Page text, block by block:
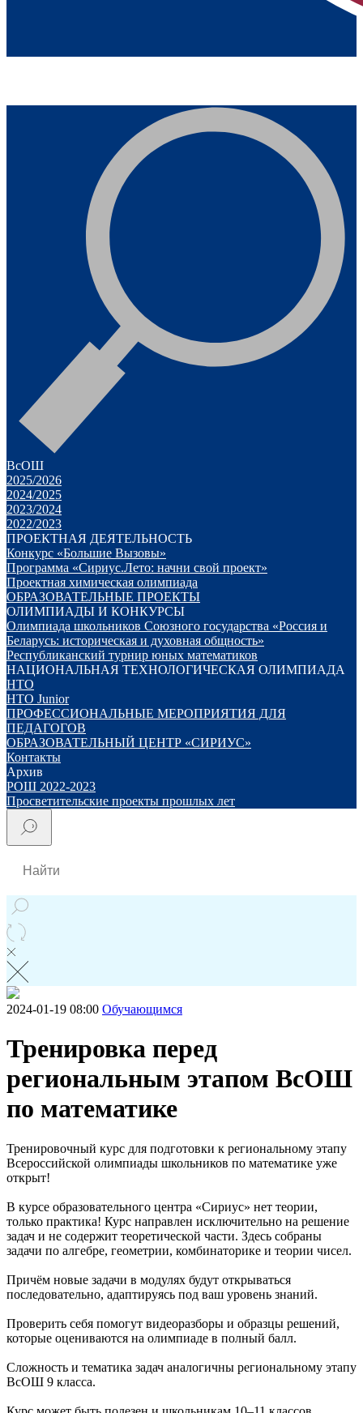
ВсОШ
2025/2026
2024/2025
2023/2024
2022/2023
ПРОЕКТНАЯ ДЕЯТЕЛЬНОСТЬ
Конкурс «Большие Вызовы»
Программа «Сириус.Лето: начни свой проект»
Проектная химическая олимпиада
ОБРАЗОВАТЕЛЬНЫЕ ПРОЕКТЫ
ОЛИМПИАДЫ И КОНКУРСЫ
Олимпиада школьников Союзного государства «Россия и
Беларусь: историческая и духовная общность»
Республиканский турнир юных математиков
НАЦИОНАЛЬНАЯ ТЕХНОЛОГИЧЕСКАЯ ОЛИМПИАДА
НТО
НТО Junior
ПРОФЕССИОНАЛЬНЫЕ МЕРОПРИЯТИЯ ДЛЯ
ПЕДАГОГОВ
ОБРАЗОВАТЕЛЬНЫЙ ЦЕНТР «СИРИУС»
Контакты
Архив
РОШ 2022-2023
Просветительские проекты прошлых лет
2024-01-19 08:00 Обучающимся
Тренировка перед
региональным этапом ВсОШ
по математике
Тренировочный курс для подготовки к региональному этапу
Всероссийской олимпиады школьников по математике уже
открыт!
В курсе образовательного центра «Сириус» нет теории,
только практика! Курс направлен исключительно на решение
задач и не содержит теоретической части. Здесь собраны
задачи по алгебре, геометрии, комбинаторике и теории чисел.
Причём новые задачи в модулях будут открываться
последовательно, адаптируясь под ваш уровень знаний.
Проверить себя помогут видеоразборы и образцы решений,
которые оцениваются на олимпиаде в полный балл.
Сложность и тематика задач аналогичны региональному этапу
ВсОШ 9 класса.